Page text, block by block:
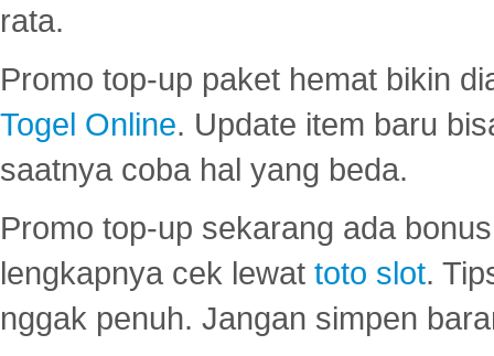
rata.
Promo top-up paket hemat bikin
Togel Online. Update item baru
saatnya coba hal yang beda.
Promo top-up sekarang ada
lengkapnya cek lewat toto slot.
nggak penuh. Jangan simpen